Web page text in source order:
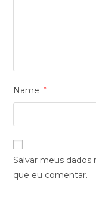
Name *
Salvar meus dados
que eu comentar.